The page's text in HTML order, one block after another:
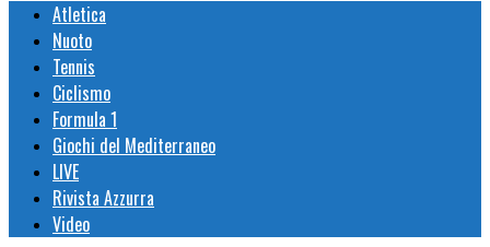
Atletica
Nuoto
Tennis
Ciclismo
Formula 1
Giochi del Mediterraneo
LIVE
Rivista Azzurra
Video